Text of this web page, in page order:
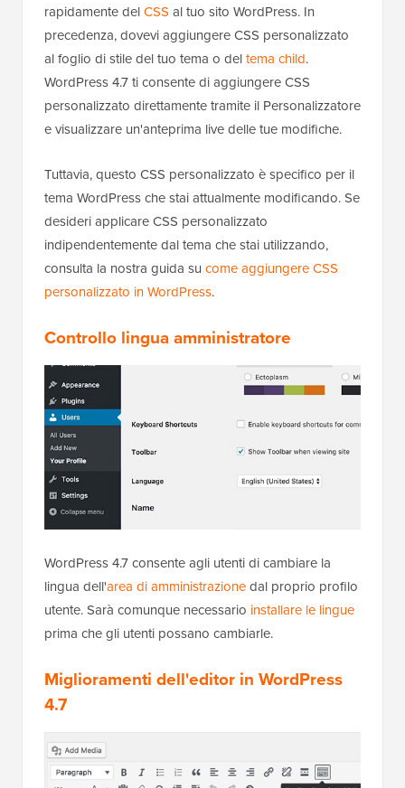
rapidamente delCSS al tuo sito WordPress. In
precedenza, dovevi aggiungere CSS personalizzato
al foglio di stile del tuo tema o deltema child.
WordPress 4.7 ti consente di aggiungere CSS
personalizzato direttamente tramite il Personalizzatore
e visualizzare un'anteprima live delle tue modifiche.
Tuttavia, questo CSS personalizzato è specifico per il
tema WordPress che stai attualmente modificando. Se
desideri applicare CSS personalizzato
indipendentemente dal tema che stai utilizzando,
consulta la nostra guida su come aggiungere CSS
personalizzato in WordPress.
Controllo lingua amministratore
WordPress 4.7 consente agli utenti di cambiare la
lingua dell'area di amministrazionedal proprio profilo
utente. Sarà comunque necessario installare le lingue
prima che gli utenti possano cambiarle.
Miglioramenti dell'editor in WordPress
4.7